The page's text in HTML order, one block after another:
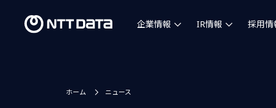
企業情報 IR情報 採用情
ホーム ニュース